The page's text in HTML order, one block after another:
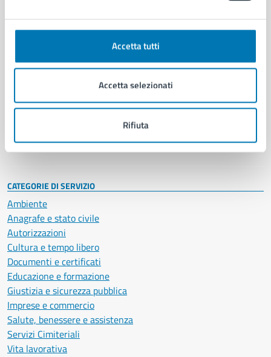
Accetta tutti
Accetta selezionati
Rifiuta
Aree amministrative
Uffici
Politici
Intranet, posta aziendale e protocollo
CATEGORIE DI SERVIZIO
Ambiente
Anagrafe e stato civile
Autorizzazioni
Cultura e tempo libero
Documenti e certificati
Educazione e formazione
Giustizia e sicurezza pubblica
Imprese e commercio
Salute, benessere e assistenza
Servizi Cimiteriali
Vita lavorativa